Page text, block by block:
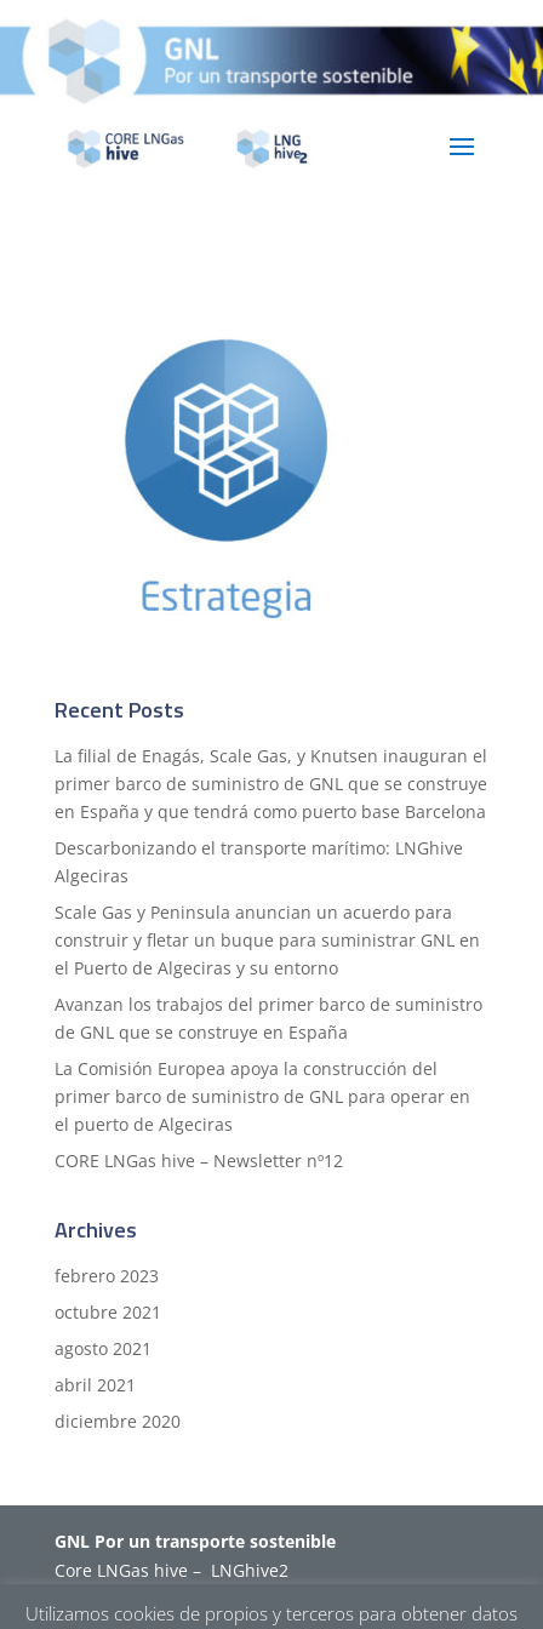
Recent Posts
La filial de Enagás, Scale Gas, y Knutsen inauguran el
primer barco de suministro de GNL que se construye
en España y que tendrá como puerto base Barcelona
Descarbonizando el transporte marítimo: LNGhive
Algeciras
Scale Gas y Peninsula anuncian un acuerdo para
construir y fletar un buque para suministrar GNL en
el Puerto de Algeciras y su entorno
Avanzan los trabajos del primer barco de suministro
de GNL que se construye en España
La Comisión Europea apoya la construcción del
primer barco de suministro de GNL para operar en
el puerto de Algeciras
CORE LNGas hive – Newsletter nº12
Archives
febrero 2023
octubre 2021
agosto 2021
abril 2021
diciembre 2020
GNL Por un transporte sostenible
Core LNGas hive – LNGhive2
Utilizamos cookies de propios y terceros para obtener datos